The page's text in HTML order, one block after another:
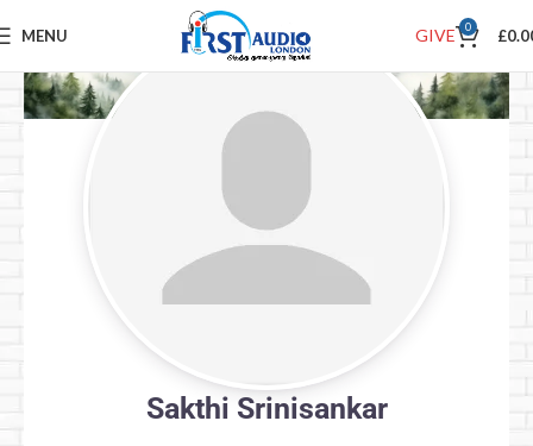
MENU GIVE 0 £
Sakthi Srinisankar